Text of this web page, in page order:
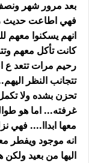
بعد مرور شهر
فهي اطاعت حديث
انهم يسكنوا معهم
كانت تأكل معهم
رحيم مرات تتعد ع
تتجانب النظر
تحزن بشده ولا
غرفته... اما هو
معها ابداا.... فهي
انه موجود ويفطر
اليها من بعيد